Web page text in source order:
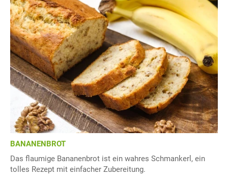
BANANENBROT
Das flaumige Bananenbrot ist ein wahres Schmankerl, ein
tolles Rezept mit einfacher Zubereitung.